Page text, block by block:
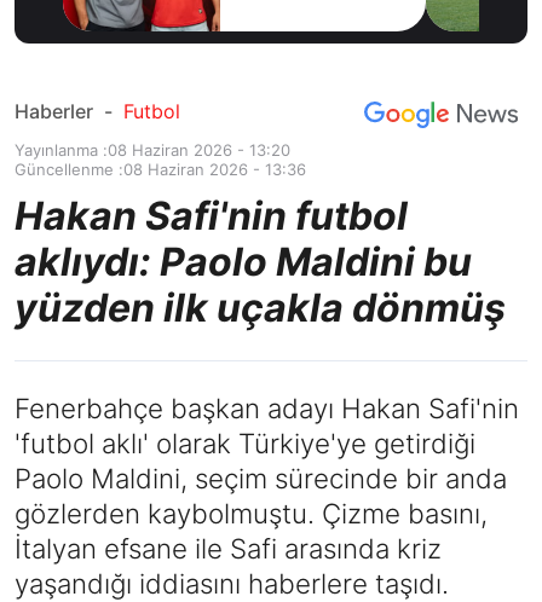
Haberler - Futbol
Yayınlanma :08 Haziran 2026 - 13:20
Güncellenme :08 Haziran 2026 - 13:36
Hakan Safi'nin futbol
aklıydı: Paolo Maldini bu
yüzden ilk uçakla dönmüş
Fenerbahçe başkan adayı Hakan Safi'nin
'futbol aklı' olarak Türkiye'ye getirdiği
Paolo Maldini, seçim sürecinde bir anda
gözlerden kaybolmuştu. Çizme basını,
İtalyan efsane ile Safi arasında kriz
yaşandığı iddiasını haberlere taşıdı.